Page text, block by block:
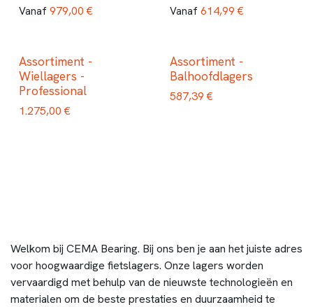
Vanaf 979,00 € Vanaf 614,99 €
Assortiment -
Wiellagers -
Professional
1.275,00 €
Assortiment -
Balhoofdlagers
587,39 €
Welkom bij CEMA Bearing. Bij ons ben je aan het juiste adres
voor hoogwaardige fietslagers. Onze lagers worden
vervaardigd met behulp van de nieuwste technologieën en
materialen om de beste prestaties en duurzaamheid te